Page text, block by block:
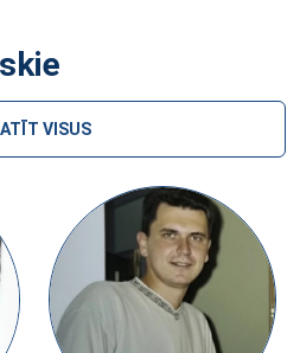
VISUS